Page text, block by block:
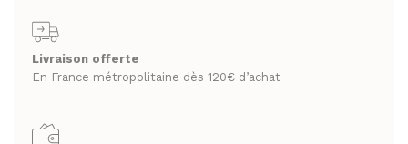
APÉRITIFS
SPIRITUEUX & CHAMPAGNES
CHAMPAGNES
CHAMPAGNES
RHUMS ET GINS
WHISKY
LES VINS
Savor
Sens
Livraison offerte
En France métropolitaine dès 120€ d’achat